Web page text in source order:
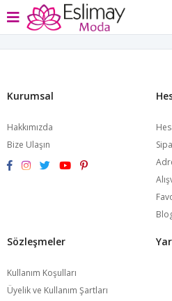
Kurumsal
Hakkımızda
Bize Ulaşın
Sözleşmeler
Kullanım Koşulları
Üyelik ve Kullanım Şartları